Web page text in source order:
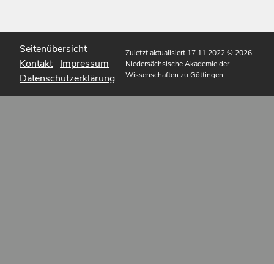
Seitenübersicht
Kontakt Impressum
Datenschutzerklärung
Zuletzt aktualisiert 17.11.2022© 2026
Niedersächsische Akademie der
Wissenschaften zu Göttingen